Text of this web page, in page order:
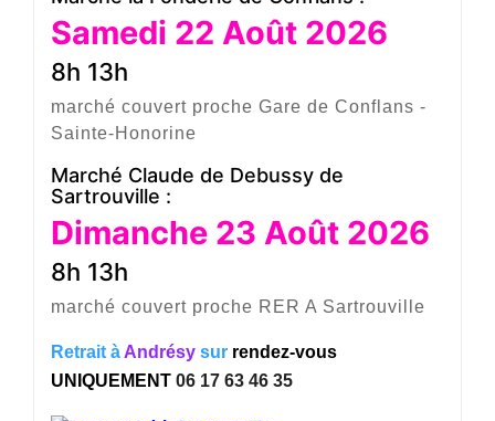
Samedi 22 Août 2026
8h 13h
marché couvert proche Gare de Conflans -
Sainte-Honorine
Marché Claude de Debussy de
Sartrouville :
Dimanche 23 Août 2026
8h 13h
marché couvert proche RER A Sartrouville
Retrait à Andrésy sur rendez-vous
UNIQUEMENT 06 17 63 46 35